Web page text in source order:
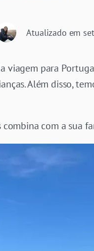
Atualizado em
viagem para
Além disso,
com a sua